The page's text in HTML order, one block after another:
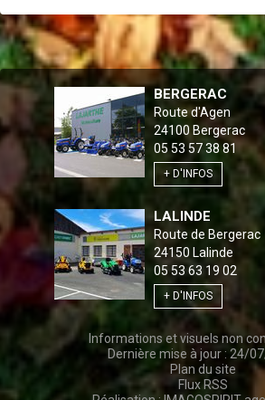
BERGERAC
Route d'Agen
24100 Bergerac
05 53 57 38 81
+ D'INFOS
LALINDE
Route de Bergerac
24150 Lalinde
05 53 63 19 02
+ D'INFOS
Informations et visuels non
Dernière mise à jour : 24/
Plan du site
Flux RSS